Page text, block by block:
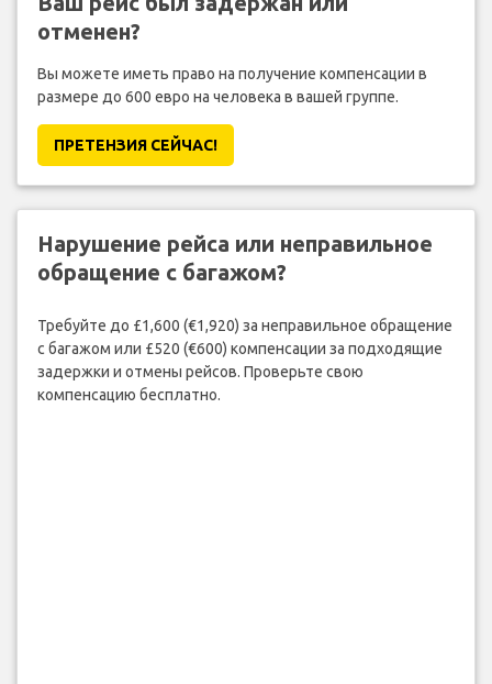
отменен?
Вы можете иметь право на получение компенсации в
размере до 600 евро на человека в вашей группе.
ПРЕТЕНЗИЯ CЕЙЧАС!
Нарушение рейса или неправильное
обращение с багажом?
Требуйте до £1,600 (€1,920) за неправильное обращение
с багажом или £520 (€600) компенсации за подходящие
задержки и отмены рейсов. Проверьте свою
компенсацию бесплатно.